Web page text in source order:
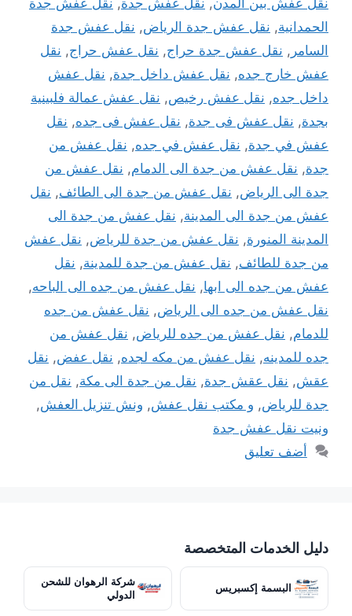
الحمدانية, نقل عفش جدة الرياض, نقل عفش جدة
السامر , نقل عفش جدة حراج, نقل عفش حراج, نقل
عفش خارج جده, نقل عفش داخل جدة, نقل عفش
داخل جده, نقل عفش رخيص, نقل عفش عمالة فلبينية
بجدة, نقل عفش فى جدة, نقل عفش فى جده, نقل
عفش في جدة, نقل عفش في جده, نقل عفش من
جدة, نقل عفش من جدة الى الدمام, نقل عفش من
جدة الى الرياض, نقل عفش من جدة الى الطائف, نقل
عفش من جدة الى المدينة, نقل عفش من جدة الى
المدينة المنورة, نقل عفش من جدة للرياض, نقل عفش
من جدة للطائف, نقل عفش من جدة للمدينة, نقل
عفش من جده الى ابها, نقل عفش من جده الى الباحه,
نقل عفش من جده الى الرياض, نقل عفش من جده
للدمام, نقل عفش من جده للرياض, نقل عفش من
جده للمدينه, نقل عفش من مكه لجده, نقل عفض, نقل
عقش, نقل عقش جدة, نقل من جدة الى مكة, نقل من
جدة للرياض, و مكتب نقل عفش, ونش تنزيل العفش,
ونيت نقل عفش جدة
أضف تعليق
دليل الخدمات المتخصصة
البسمة إكسبريس
شركة الرهوان للشحن
الدولي